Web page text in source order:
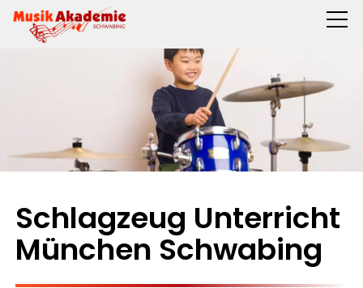
Schlagzeug Unterricht
München Schwabing